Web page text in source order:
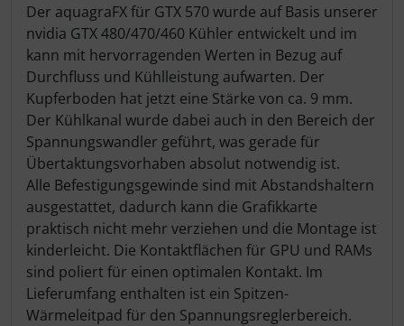
Der aquagraFX für GTX 570 wurde auf Basis unserer
nvidia GTX 480/470/460 Kühler entwickelt und im
kann mit hervorragenden Werten in Bezug auf
Durchfluss und Kühlleistung aufwarten. Der
Kupferboden hat jetzt eine Stärke von ca. 9 mm.
Der Kühlkanal wurde dabei auch in den Bereich der
Spannungswandler geführt, was gerade für
Übertaktungsvorhaben absolut notwendig ist.
Alle Befestigungsgewinde sind mit Abstandshaltern
ausgestattet, dadurch kann die Grafikkarte
praktisch nicht mehr verziehen und die Montage ist
kinderleicht. Die Kontaktflächen für GPU und RAMs
sind poliert für einen optimalen Kontakt. Im
Lieferumfang enthalten ist ein Spitzen-
Wärmeleitpad für den Spannungsreglerbereich.